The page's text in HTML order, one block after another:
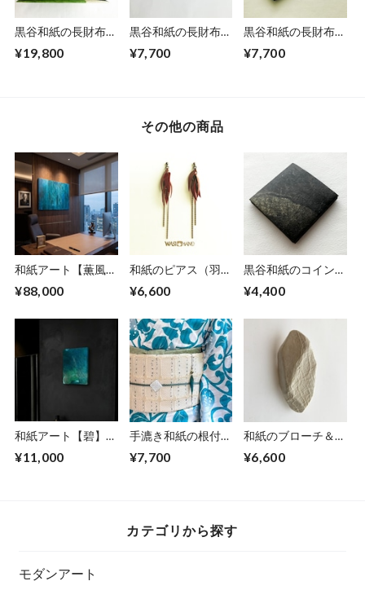
黒谷和紙の長財布
¥19,800
黒谷和紙の長財布
¥7,700
黒谷和紙の長財布
¥7,700
その他の商品
和紙アート【薫風】
４/4
¥88,000
和紙のピアス（羽）
¥6,600
黒谷和紙のコインケ
¥4,400
和紙アート【碧】
¥11,000
手漉き和紙の根付
¥7,700
和紙のブローチ＆ペ
LNo.1
¥6,600
カテゴリから探す
モダンアート